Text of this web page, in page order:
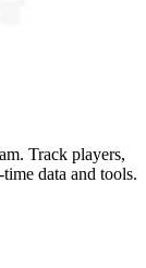
Track players,
data and tools.